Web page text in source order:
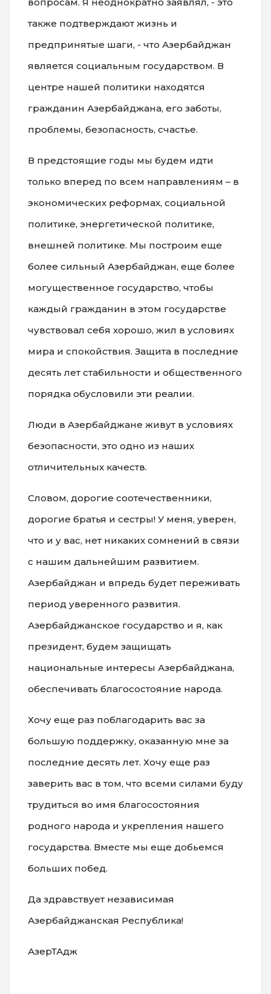
вопросам. Я неоднократно заявлял, - это
также подтверждают жизнь и
предпринятые шаги, - что Азербайджан
является социальным государством. В
центре нашей политики находятся
гражданин Азербайджана, его заботы,
проблемы, безопасность, счастье.
В предстоящие годы мы будем идти
только вперед по всем направлениям – в
экономических реформах, социальной
политике, энергетической политике,
внешней политике. Мы построим еще
более сильный Азербайджан, еще более
могущественное государство, чтобы
каждый гражданин в этом государстве
чувствовал себя хорошо, жил в условиях
мира и спокойствия. Защита в последние
десять лет стабильности и общественного
порядка обусловили эти реалии.
Люди в Азербайджане живут в условиях
безопасности, это одно из наших
отличительных качеств.
Словом, дорогие соотечественники,
дорогие братья и сестры! У меня, уверен,
что и у вас, нет никаких сомнений в связи
с нашим дальнейшим развитием.
Азербайджан и впредь будет переживать
период уверенного развития.
Азербайджанское государство и я, как
президент, будем защищать
национальные интересы Азербайджана,
обеспечивать благосостояние народа.
Хочу еще раз поблагодарить вас за
большую поддержку, оказанную мне за
последние десять лет. Хочу еще раз
заверить вас в том, что всеми силами буду
трудиться во имя благосостояния
родного народа и укрепления нашего
государства. Вместе мы еще добьемся
больших побед.
Да здравствует независимая
Азербайджанская Республика!
АзерТАдж